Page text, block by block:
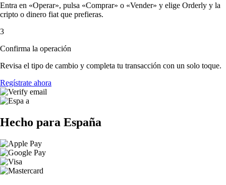
Entra en «Operar», pulsa «Comprar» o «Vender» y elige Orderly y la
cripto o dinero fiat que prefieras.
3
Confirma la operación
Revisa el tipo de cambio y completa tu transacción con un solo toque.
Regístrate ahora
Hecho para España